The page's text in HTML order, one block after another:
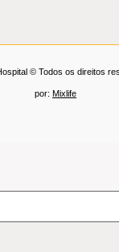
© Todos os direitos
por: Mixlife